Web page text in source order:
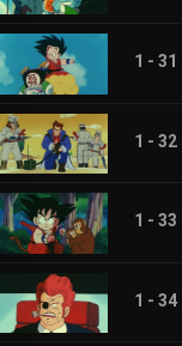
1 - 31
1 - 32
1 - 33
1 - 34